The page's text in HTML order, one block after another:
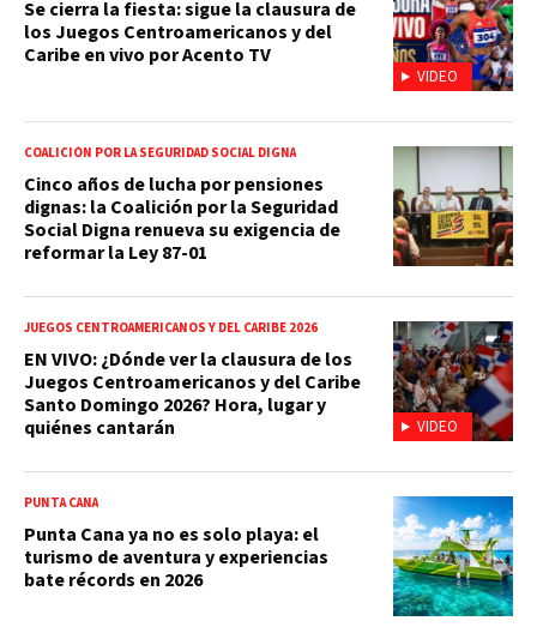
VIDEO
Se cierra la fiesta: sigue la clausura de
los Juegos Centroamericanos y del
Caribe en vivo por Acento TV
COALICIÓN POR LA SEGURIDAD SOCIAL DIGNA
Cinco años de lucha por pensiones
dignas: la Coalición por la Seguridad
Social Digna renueva su exigencia de
reformar la Ley 87-01
VIDEO
JUEGOS CENTROAMERICANOS Y DEL CARIBE 2026
EN VIVO: ¿Dónde ver la clausura de los
Juegos Centroamericanos y del Caribe
Santo Domingo 2026? Hora, lugar y
quiénes cantarán
PUNTA CANA
Punta Cana ya no es solo playa: el
turismo de aventura y experiencias
bate récords en 2026